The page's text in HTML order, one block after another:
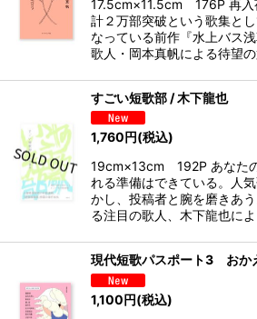
17.5cm×11.5cm 176P 再入
計２万部突破という歌集と
なっている前作『水上バス浅
歌人・岡本真帆による待望
すごい短歌部 / 木下龍也
1,760円(税込)
19cm×13cm 192P あなた
れる準備はできている。人
かし、投稿者と腕を磨きあ
る注目の歌人、木下龍也に
現代短歌パスポート3 おか
1,100円(税込)